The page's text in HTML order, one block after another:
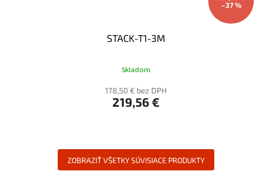
–37 %
STACK-T1-3M
Skladom
178,50 € bez DPH
219,56 €
ZOBRAZIŤ VŠETKY SÚVISIACE PRODUKTY